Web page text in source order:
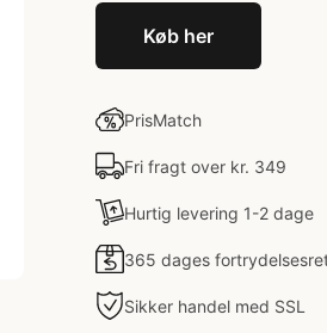
Køb her
PrisMatch
Fri fragt over kr. 349
Hurtig levering 1-2 dage
365 dages
Sikker handel med SSL